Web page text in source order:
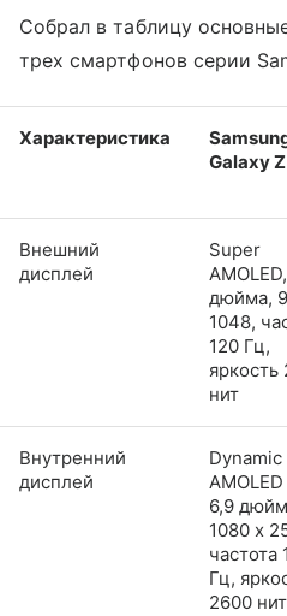
Собрал в таблицу
трех смартфонов серии
Характеристика
Galaxy
Внешний
дисплей
Super
дюйма,
1048,
120 Гц,
яркость
нит
Внутренний
дисплей
Dynamic
6,9
1080 x
частота
Гц,
2600 нит